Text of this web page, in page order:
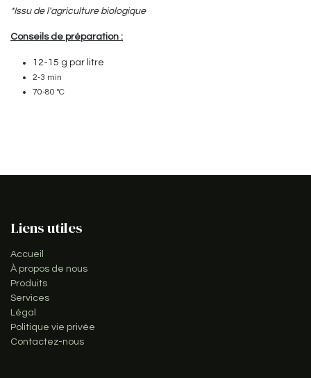
*Issu de l'agriculture biologique
Conseils de préparation :
12-15 g par litre
2-3 min
70-80 °C
Liens utiles
Accueil
À propos de nous
Produits
Services
Légal
Politique vie privée
Contactez-nous